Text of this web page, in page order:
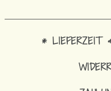
* LIEFERZEIT